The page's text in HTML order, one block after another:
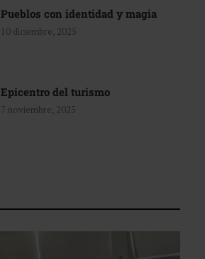
Pueblos con identidad y magia
10 diciembre, 2025
Epicentro del turismo
7 noviembre, 2025